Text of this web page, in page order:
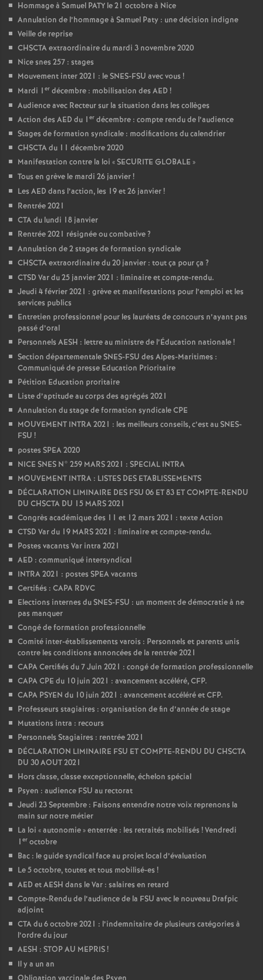
Hommage à Samuel PATY le 21 octobre à Nice
Annulation de l’hommage à Samuel Paty : une décision indigne
Veille de reprise
CHSCTA extraordinaire du mardi 3 novembre 2020
Nice snes 257 : stages
Mouvement inter 2021 : le SNES-FSU avec vous !
Mardi 1 er décembre : mobilisation des AED !
Audience avec Recteur sur la situation dans les collèges
Action des AED du 1 er décembre : compte rendu de l’audience
Stages de formation syndicale : modifications du calendrier
CHSCTA du 11 décembre 2020
Manifestation contre la loi «SECURITE GLOBALE »
Tous en grève le mardi 26 janvier!
Les AED dans l’action, les 19 et 26 janvier!
Rentrée 2021
CTA du lundi 18 janvier
Rentrée 2021 résignée ou combative?
Annulation de 2 stages de formation syndicale
CHSCTA extraordinaire du 20 janvier : tout ça pour ça ?
CTSD Var du 25 janvier 2021 : liminaire et compte-rendu.
Jeudi 4 février 2021 : grève et manifestations pour l’emploi et les
services publics
Entretien professionnel pour les lauréats de concours n’ayant pas
passé d’oral
Personnels AESH : lettre au ministre de l’Éducation nationale!
Section départementale SNES-FSU des Alpes-Maritimes :
Communiqué de presse Education Prioritaire
Pétition Education proritaire
Liste d’aptitude au corps des agrégés 2021
Annulation du stage de formation syndicale CPE
MOUVEMENT INTRA 2021 : les meilleurs conseils, c’est au SNES-
FSU !
postes SPEA 2020
NICE SNES N° 259 MARS 2021 : SPECIAL INTRA
MOUVEMENT INTRA : LISTES DES ETABLISSEMENTS
DÉCLARATION LIMINAIRE DES FSU 06 ET 83 ET COMPTE-RENDU
DU CHSCTA DU 15 MARS 2021
Congrès académique des 11 et 12 mars 2021 : texte Action
CTSD Var du 19 MARS 2021 : liminaire et compte-rendu.
Postes vacants Var intra 2021
AED : communiqué intersyndical
INTRA 2021 : postes SPEA vacants
Certifiés : CAPA RDVC
Elections internes du SNES-FSU : un moment de démocratie à ne
pas manquer
Congé de formation professionnelle
Comité inter-établissements varois : Personnels et parents unis
contre les conditions annoncées de la rentrée 2021
CAPA Certifiés du 7 Juin 2021 : congé de formation professionnelle
CAPA CPE du 10 juin 2021 : avancement accéléré, CFP.
CAPA PSYEN du 10 juin 2021 : avancement accéléré et CFP.
Professeurs stagiaires : organisation de fin d’année de stage
Mutations intra : recours
Personnels Stagiaires : rentrée 2021
DÉCLARATION LIMINAIRE FSU ET COMPTE-RENDU DU CHSCTA
DU 30 AOUT 2021
Hors classe, classe exceptionnelle, échelon spécial
Psyen : audience FSU au rectorat
Jeudi 23 Septembre : Faisons entendre notre voix reprenons la
main sur notre métier
La loi «autonomie» enterrée : les retraités mobilisés ! Vendredi
1 er octobre
Bac : le guide syndical face au projet local d’évaluation
Le 5 octobre, toutes et tous mobilisé-es !
AED et AESH dans le Var : salaires en retard
Compte-Rendu de l’audience de la FSU avec le nouveau Drafpic
adjoint
CTA du 6 octobre 2021 : l’indemnitaire de plusieurs catégories à
l’ordre du jour
AESH : STOP AU MEPRIS!
Il y a un an